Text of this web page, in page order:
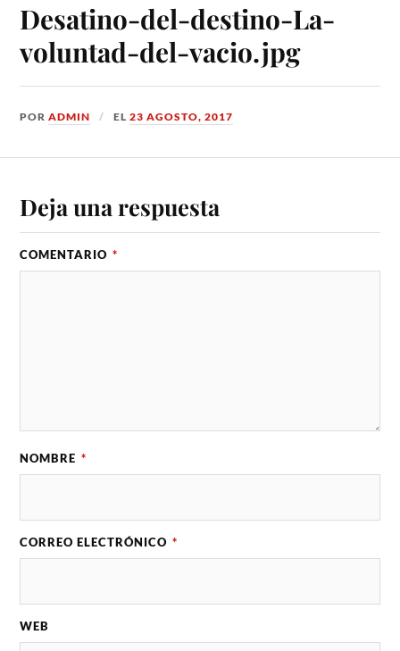
Desatino-del-destino-La-
voluntad-del-vacio.jpg
PORADMIN EL23 AGOSTO, 2017
Deja una respuesta
COMENTARIO *
NOMBRE *
CORREO ELECTRÓNICO *
WEB